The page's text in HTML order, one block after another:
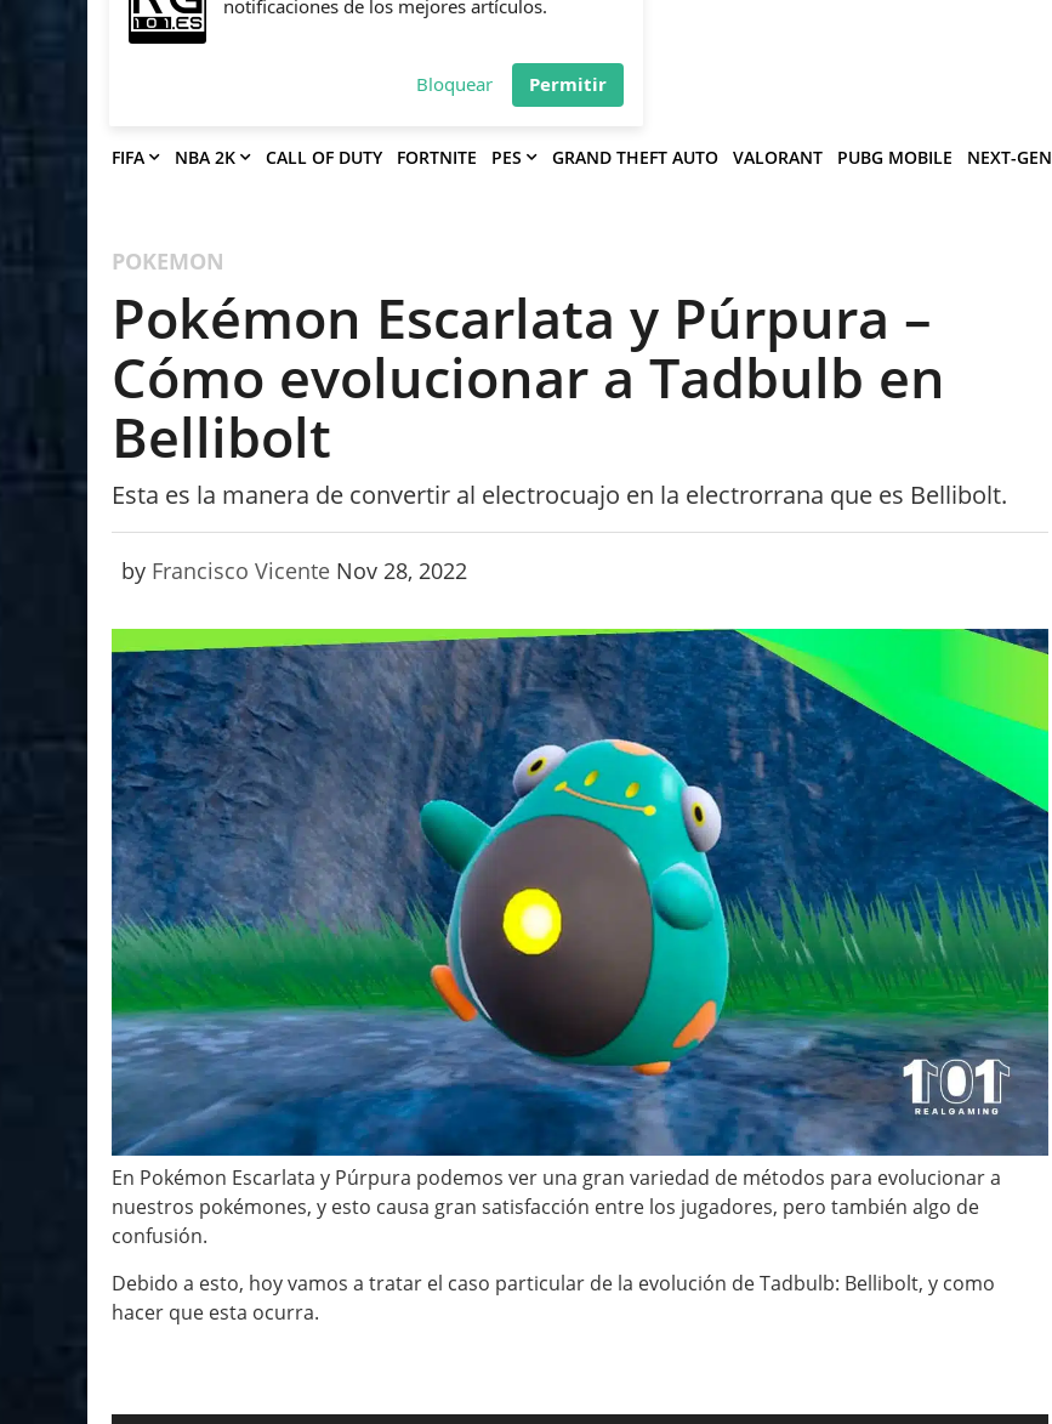
notificaciones de los mejores artículos.
FIFA NBA 2K CALL OF DUTY FORTNITE PES GRAND THEFT AUTO VALORANT PUBG MOBILE NEXT-GEN
POKEMON
Pokémon Escarlata y Púrpura –
Cómo evolucionar a Tadbulb en
Bellibolt
Esta es la manera de convertir al electrocuajo en la electrorrana que es Bellibolt.
by Francisco Vicente Nov 28, 2022
En Pokémon Escarlata y Púrpura podemos ver una gran variedad de métodos para evolucionar a
nuestros pokémones, y esto causa gran satisfacción entre los jugadores, pero también algo de
confusión.
Debido a esto, hoy vamos a tratar el caso particular de la evolución de Tadbulb: Bellibolt, y como
hacer que esta ocurra.